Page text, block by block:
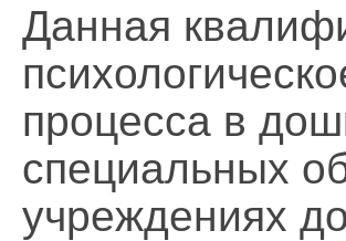
Данная
процесса в
специальных
учреждениях